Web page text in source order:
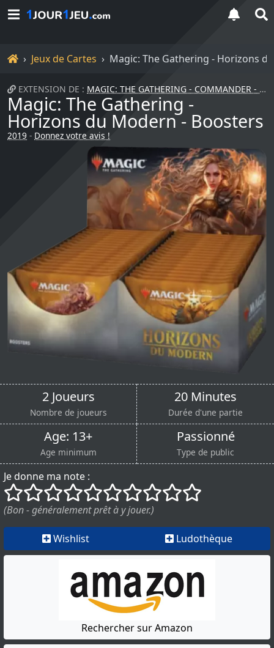
Accueil
Jeux de Cartes Magic: The Gathering - Horizons
EXTENSION DE : MAGIC: THE GATHERING - COMMANDER - ATTAQUE FURTIVE
Magic: The Gathering -
Horizons du Modern - Boosters
2019 - Donnez votre avis !
2 Joueurs
Nombre de joueurs
20 Minutes
Durée d'une partie
Age: 13+
Age minimum
Passionné
Type de public
Je donne ma note :
()
() () () () () () () ()
()
(Bon - généralement prêt à y jouer.)
Wishlist Ludothèque
Rechercher sur Amazon